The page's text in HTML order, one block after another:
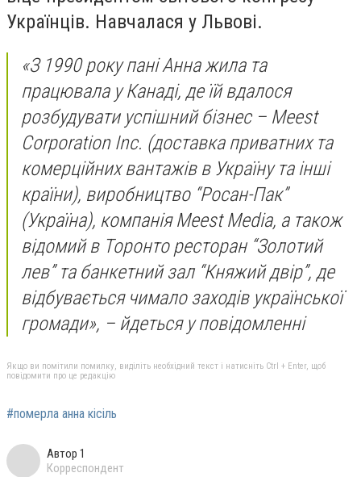
Українців. Навчалася у Львові.
«З 1990 року пані Анна жила та
працювала у Канаді, де їй вдалося
розбудувати успішний бізнес – Мeest
Corporation Inc. (доставка приватних та
комерційних вантажів в Україну та інші
країни), виробництво “Росан-Пак”
(Україна), компанія Мeest Media, а також
відомий в Торонто ресторан “Золотий
лев” та банкетний зал “Княжий двір”, де
відбувається чимало заходів української
громади», – йдеться у повідомленні
Якщо ви помітили помилку, виділіть необхідний текст і натисніть Ctrl + Enter, щоб
повідомити про це редакцію
#померла анна кісіль
Автор 1
Корреспондент